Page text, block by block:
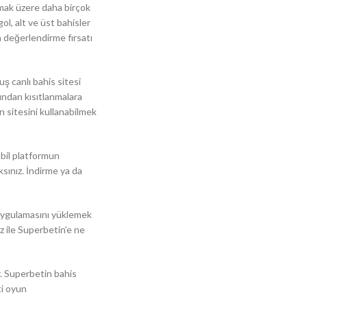
üzere daha birçok
alt ve üst bahisler
fırsatı
canlı bahis sitesi
kısıtlanmalara
sitesini kullanabilmek
platformun
İndirme ya da
yüklemek
ile Superbetin’e ne
Superbetin bahis
oyun